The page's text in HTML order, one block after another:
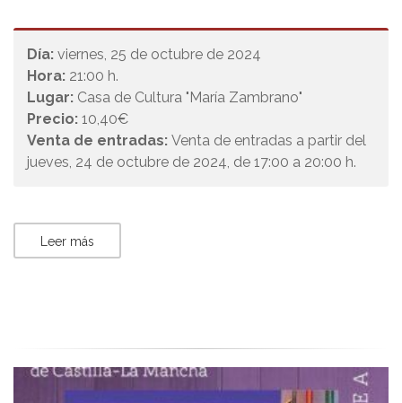
Día: viernes, 25 de octubre de 2024
Hora: 21:00 h.
Lugar: Casa de Cultura "María Zambrano"
Precio: 10,40€
Venta de entradas: Venta de entradas a partir del
jueves, 24 de octubre de 2024, de 17:00 a 20:00 h.
Leer más